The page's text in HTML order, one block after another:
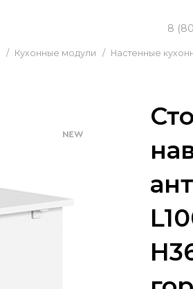
8
/ Кухонные модули / Настенные